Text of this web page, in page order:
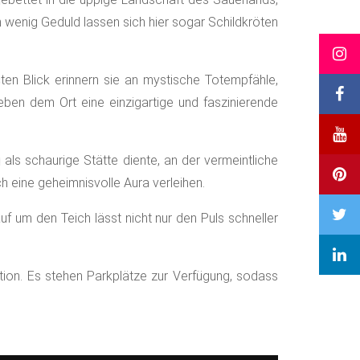
Geduld lassen sich hier sogar Schildkröten
Blick erinnern sie an mystische Totempfähle,
dem Ort eine einzigartige und faszinierende
schaurige Stätte diente, an der vermeintliche
eine geheimnisvolle Aura verleihen.
um den Teich lässt nicht nur den Puls schneller
Es stehen Parkplätze zur Verfügung, sodass